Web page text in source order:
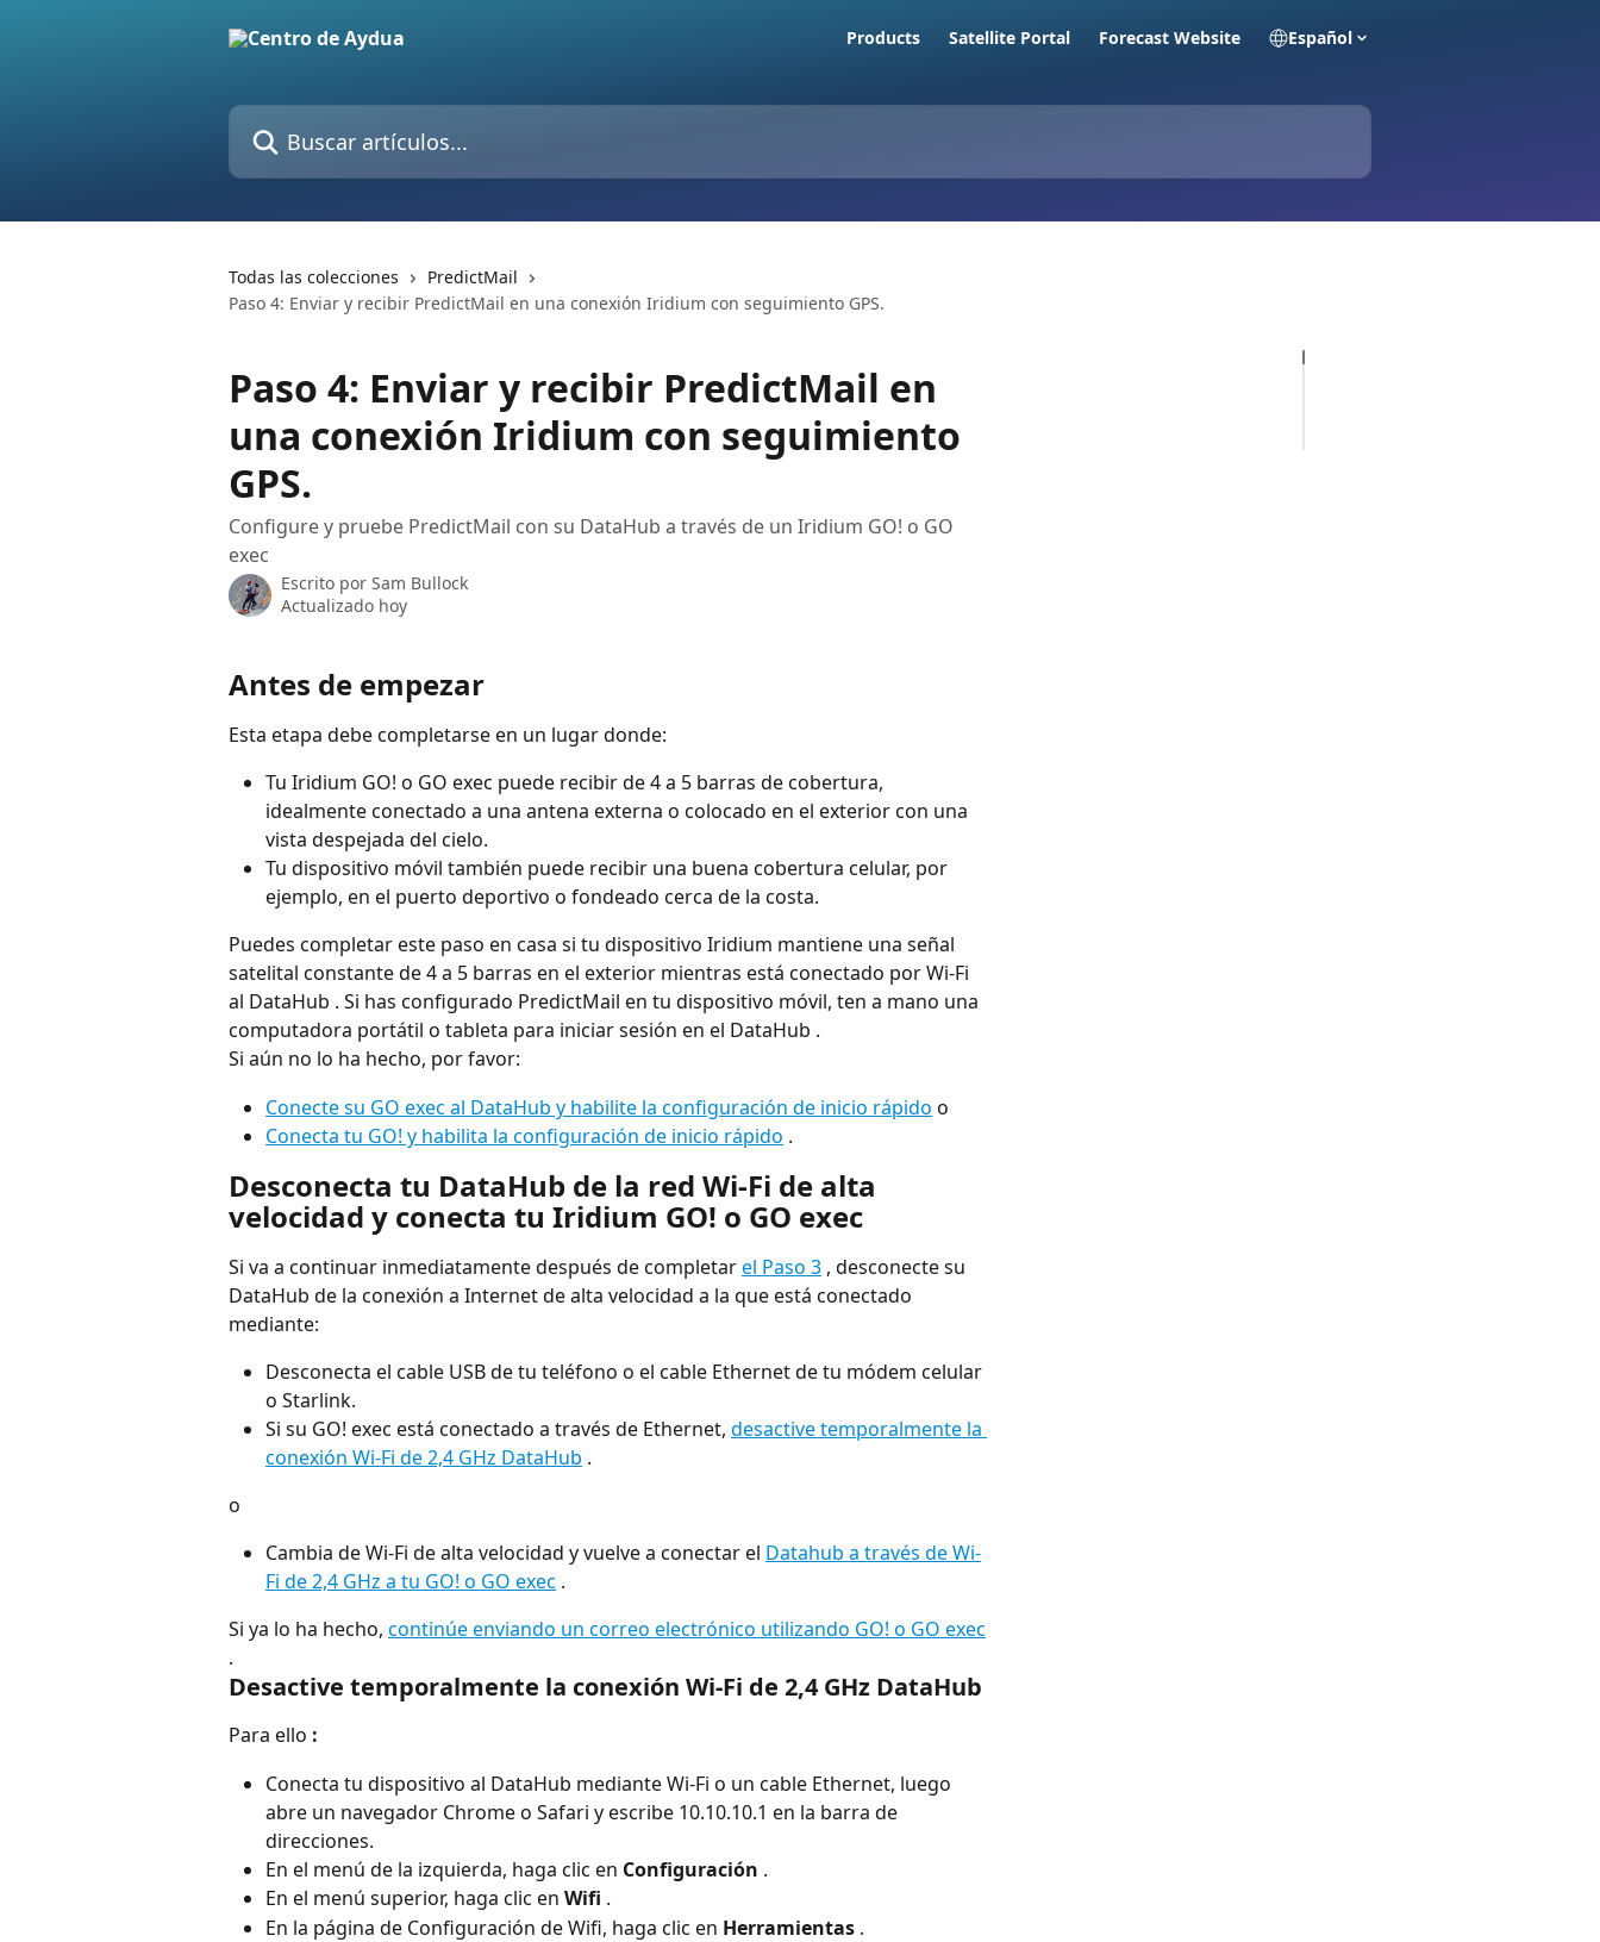
Products Satellite Portal Forecast Website Español
Buscar artículos...
Todas las colecciones
PredictMail
Paso 4: Enviar y recibir PredictMail en una conexión Iridium con seguimiento GPS.
Paso 4: Enviar y recibir PredictMail en
una conexión Iridium con seguimiento
GPS.
Configure y pruebe PredictMail con su DataHub a través de un Iridium GO! o GO
exec
Escrito por Sam Bullock
Actualizado hoy
Antes de empezar
Esta etapa debe completarse en un lugar donde:
Tu Iridium GO! o GO exec puede recibir de 4 a 5 barras de cobertura,
idealmente conectado a una antena externa o colocado en el exterior con una
vista despejada del cielo.
Tu dispositivo móvil también puede recibir una buena cobertura celular, por
ejemplo, en el puerto deportivo o fondeado cerca de la costa.
Puedes completar este paso en casa si tu dispositivo Iridium mantiene una señal
satelital constante de 4 a 5 barras en el exterior mientras está conectado por Wi-Fi
al DataHub . Si has configurado PredictMail en tu dispositivo móvil, ten a mano una
computadora portátil o tableta para iniciar sesión en el DataHub .
Si aún no lo ha hecho, por favor:
Conecte su GO exec al DataHub y habilite la configuración de inicio rápido o
Conecta tu GO! y habilita la configuración de inicio rápido .
Desconecta tu DataHub de la red Wi-Fi de alta
velocidad y conecta tu Iridium GO! o GO exec
Si va a continuar inmediatamente después de completar el Paso 3 , desconecte su
DataHub de la conexión a Internet de alta velocidad a la que está conectado
mediante:
Desconecta el cable USB de tu teléfono o el cable Ethernet de tu módem celular
o Starlink.
Si su GO! exec está conectado a través de Ethernet, desactive temporalmente la
conexión Wi-Fi de 2,4 GHz DataHub .
o
Cambia de Wi-Fi de alta velocidad y vuelve a conectar el Datahub a través de Wi-
Fi de 2,4 GHz a tu GO! o GO exec .
Si ya lo ha hecho, continúe enviando un correo electrónico utilizando GO! o GO exec
.
Desactive temporalmente la conexión Wi-Fi de 2,4 GHz DataHub
Para ello :
Conecta tu dispositivo al DataHub mediante Wi-Fi o un cable Ethernet, luego
abre un navegador Chrome o Safari y escribe 10.10.10.1 en la barra de
direcciones.
En el menú de la izquierda, haga clic en Configuración .
En el menú superior, haga clic en Wifi .
En la página de Configuración de Wifi, haga clic en Herramientas .